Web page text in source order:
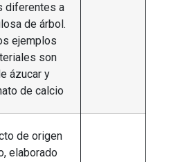
diferentes a
de árbol.
ejemplos
son
ázucar y
de calcio
de origen
elaborado